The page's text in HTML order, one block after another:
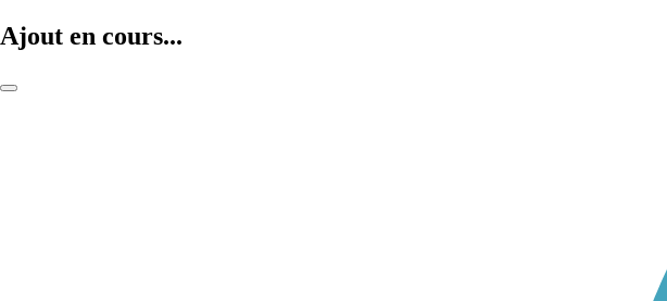
Ajout en cours...